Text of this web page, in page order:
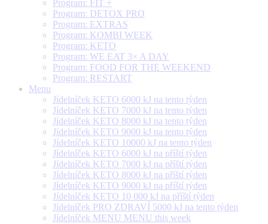
Program: FIT +
Program: DETOX PRO
Program: EXTRAS
Program: KOMBI WEEK
Program: KETO
Program: WE EAT 3× A DAY
Program: FOOD FOR THE WEEKEND
Program: RESTART
Menu
Jídelníček KETO 6000 kJ na tento týden
Jídelníček KETO 7000 kJ na tento týden
Jídelníček KETO 8000 kJ na tento týden
Jídelníček KETO 9000 kJ na tento týden
Jídelníček KETO 10000 kJ na tento týden
Jídelníček KETO 6000 kJ na příští týden
Jídelníček KETO 7000 kJ na příští týden
Jídelníček KETO 8000 kJ na příští týden
Jídelníček KETO 9000 kJ na příští týden
Jídelníček KETO 10 000 kJ na příští týden
Jídelníček PRO ZDRAVÍ 5000 kJ na tento týden
Jídelníček MENU MENU this week